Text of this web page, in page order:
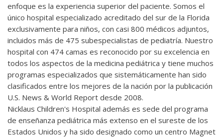
enfoque es la experiencia superior del paciente. Somos el
único hospital especializado acreditado del sur de la Florida
exclusivamente para niños, con casi 800 médicos adjuntos,
incluidos más de 475 subespecialistas de pediatría. Nuestro
hospital con 474 camas es reconocido por su excelencia en
todos los aspectos de la medicina pediátrica y tiene muchos
programas especializados que sistemáticamente han sido
clasificados entre los mejores de la nación por la publicación
U.S. News & World Report desde 2008.
Nicklaus Children's Hospital además es sede del programa
de enseñanza pediátrica más extenso en el sureste de los
Estados Unidos y ha sido designado como un centro Magnet